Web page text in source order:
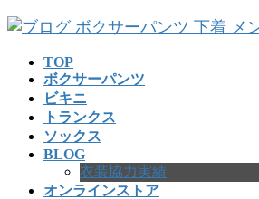
コ
ナ
TOP
ボクサーパンツ
ビキニ
トランクス
ソックス
BLOG
衣装協力実績
オンラインストア